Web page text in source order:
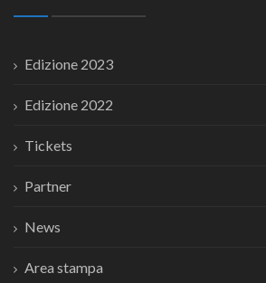
Edizione 2023
Edizione 2022
Tickets
Partner
News
Area stampa